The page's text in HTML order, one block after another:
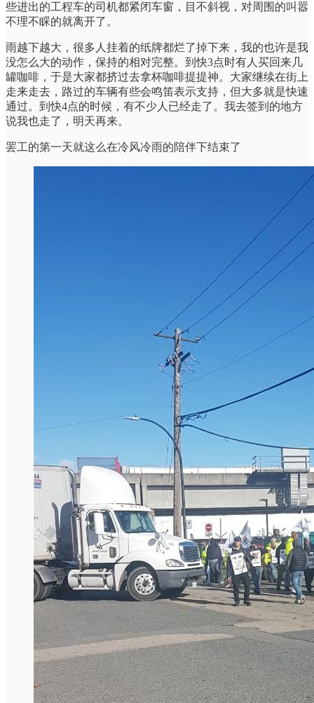
些进出的工程车的司机都紧闭车窗，目不斜视，对周围的叫嚣
不理不睬的就离开了。
雨越下越大，很多人挂着的纸牌都烂了掉下来，我的也许是我
没怎么大的动作，保持的相对完整。到快3点时有人买回来几
罐咖啡，于是大家都挤过去拿杯咖啡提提神。大家继续在街上
走来走去，路过的车辆有些会鸣笛表示支持，但大多就是快速
通过。到快4点的时候，有不少人已经走了。我去签到的地方
说我也走了，明天再来。
罢工的第一天就这么在冷风冷雨的陪伴下结束了